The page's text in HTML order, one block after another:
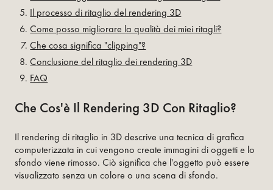
Il processo di ritaglio del rendering 3D
Come posso migliorare la qualità dei miei ritagli?
Che cosa significa "clipping"?
Conclusione del ritaglio dei rendering 3D
FAQ
Che Cos'è Il Rendering 3D Con Ritaglio?
Il rendering di ritaglio in 3D descrive una tecnica di grafica
computerizzata in cui vengono create immagini di oggetti e lo
sfondo viene rimosso. Ciò significa che l'oggetto può essere
visualizzato senza un colore o una scena di sfondo.